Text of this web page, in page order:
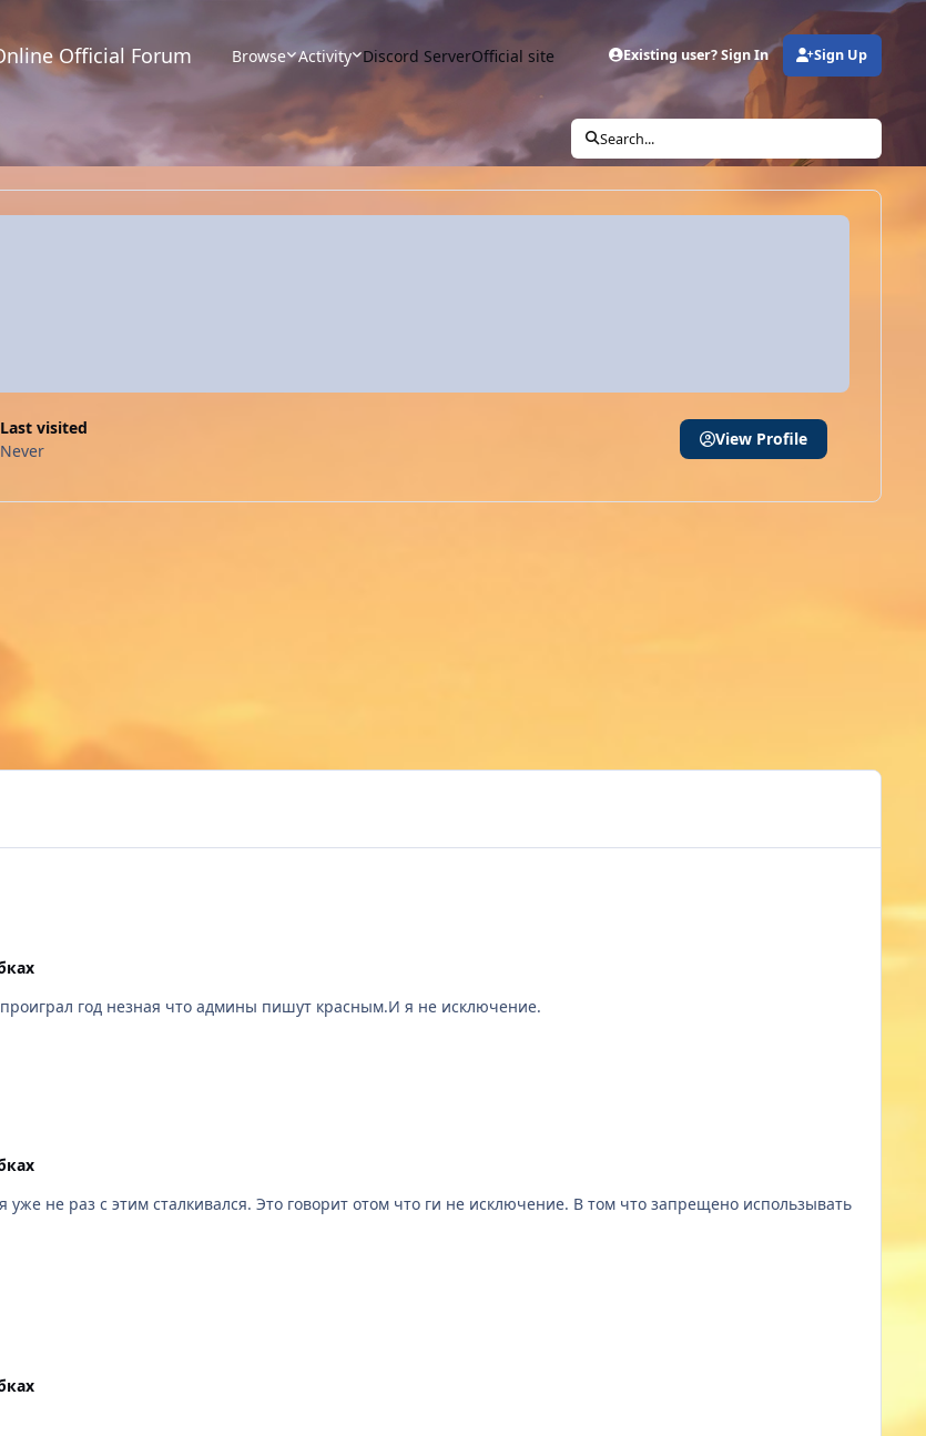
Official Forum Browse Activity Discord ServerOfficial site Existing user? Sign In Sign Up
Search...
Last visited
Never
View Profile
год незная что админы пишут красным.И я не исключение.
не раз с этим сталкивался. Это говорит отом что ги не исключение. В том что запрещено использывать